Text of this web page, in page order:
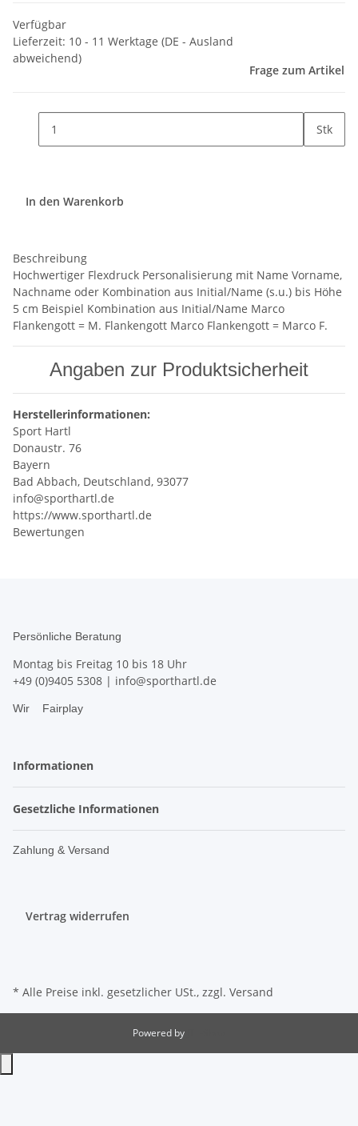
Verfügbar
Lieferzeit: 10 - 11 Werktage (DE - Ausland
abweichend)
Frage zum Artikel
Stk
In den Warenkorb
Beschreibung
Hochwertiger Flexdruck Personalisierung mit Name Vorname,
Nachname oder Kombination aus Initial/Name (s.u.) bis Höhe
5 cm Beispiel Kombination aus Initial/Name Marco
Flankengott = M. Flankengott Marco Flankengott = Marco F.
Angaben zur Produktsicherheit
Herstellerinformationen:
Sport Hartl
Donaustr. 76
Bayern
Bad Abbach, Deutschland, 93077
info@sporthartl.de
https://www.sporthartl.de
Bewertungen
Persönliche Beratung
Montag bis Freitag 10 bis 18 Uhr
+49 (0)9405 5308 | info@sporthartl.de
Wir Fairplay
Informationen
Gesetzliche Informationen
Zahlung & Versand
Vertrag widerrufen
* Alle Preise inkl. gesetzlicher USt., zzgl. Versand
Powered by